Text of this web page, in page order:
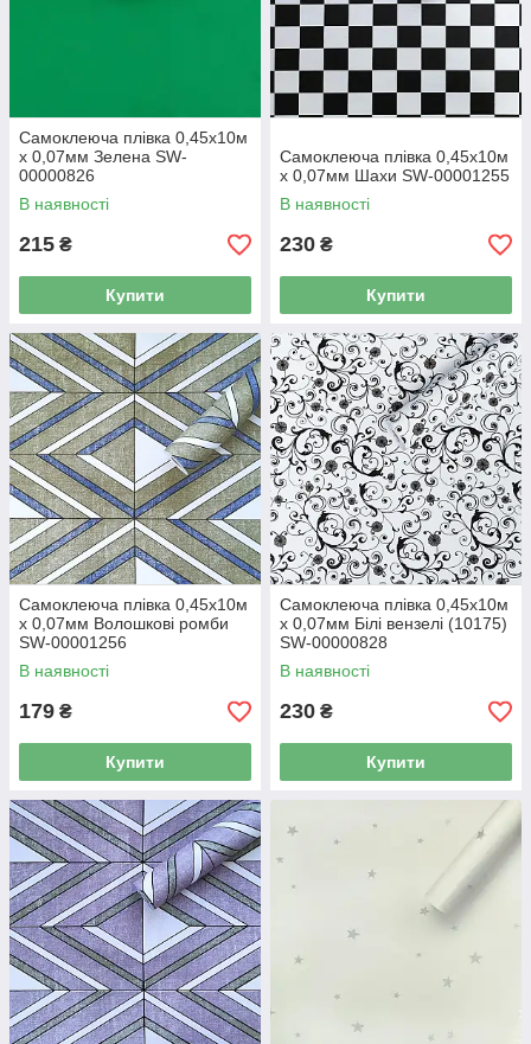
Самоклеюча плівка 0,45х10м
х 0,07мм Зелена SW-
00000826
В наявності
215 ₴
Купити
Самоклеюча плівка 0,45х10м
х 0,07мм Шахи SW-00001255
В наявності
230 ₴
Купити
Самоклеюча плівка 0,45х10м
х 0,07мм Волошкові ромби
SW-00001256
В наявності
179 ₴
Купити
Самоклеюча плівка 0,45х10м
х 0,07мм Білі вензелі (10175)
SW-00000828
В наявності
230 ₴
Купити